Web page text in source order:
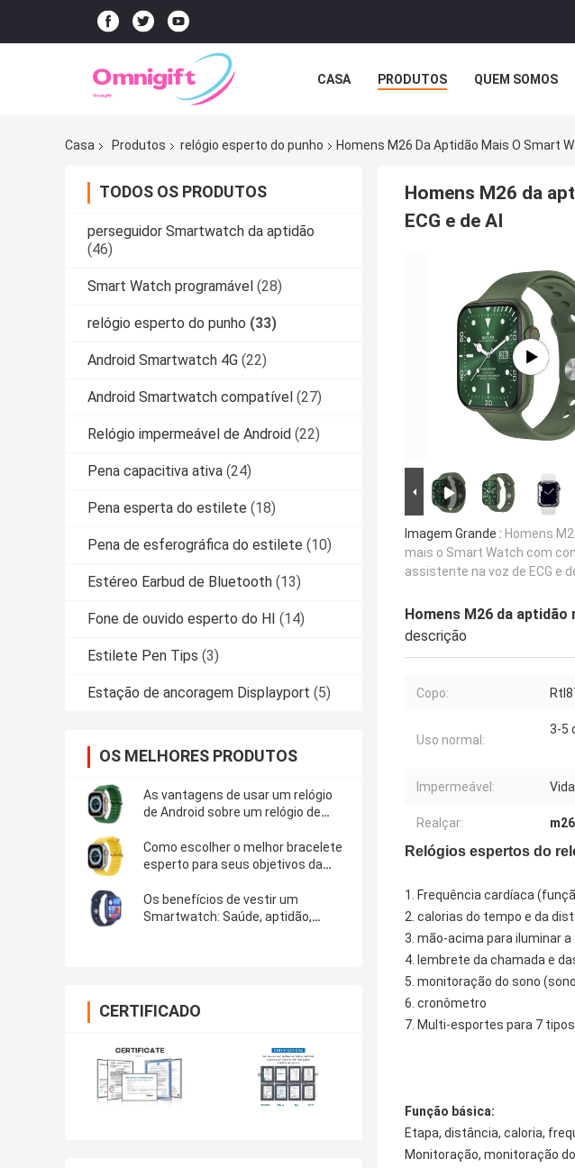
CASA PRODUTOS QUEM SOMOS
Casa Produtos relógio esperto do punho Homens M26 Da Aptidão Mais O Smart
TODOS OS PRODUTOS
perseguidor Smartwatch da aptidão
(46)
Smart Watch programável (28)
relógio esperto do punho (33)
Android Smartwatch 4G (22)
Android Smartwatch compatível (27)
Relógio impermeável de Android (22)
Pena capacitiva ativa (24)
Pena esperta do estilete (18)
Pena de esferográfica do estilete (10)
Estéreo Earbud de Bluetooth (13)
Fone de ouvido esperto do HI (14)
Estilete Pen Tips (3)
Estação de ancoragem Displayport (5)
OS MELHORES PRODUTOS
As vantagens de usar um relógio
de Android sobre um relógio de
Como escolher o melhor bracelete
esperto para seus objetivos da
Os benefícios de vestir um
Smartwatch: Saúde, aptidão,
CERTIFICADO
Homens M26 da
ECG e de AI
Imagem Grande : Homens
mais o Smart Watch com
assistente na voz de ECG e
Homens M26 da
descrição
Copo:
Uso normal:
3-5
Impermeável:
Realçar:
Relógios espertos do
1. Frequência cardíaca
2. calorias do tempo e da
3. mão-acima para iluminar
4. lembrete da chamada e
5. monitoração do sono
6. cronômetro
7. Multi-esportes para 7 tipos
Função básica:
Etapa, distância, caloria,
Monitoração, monitoração